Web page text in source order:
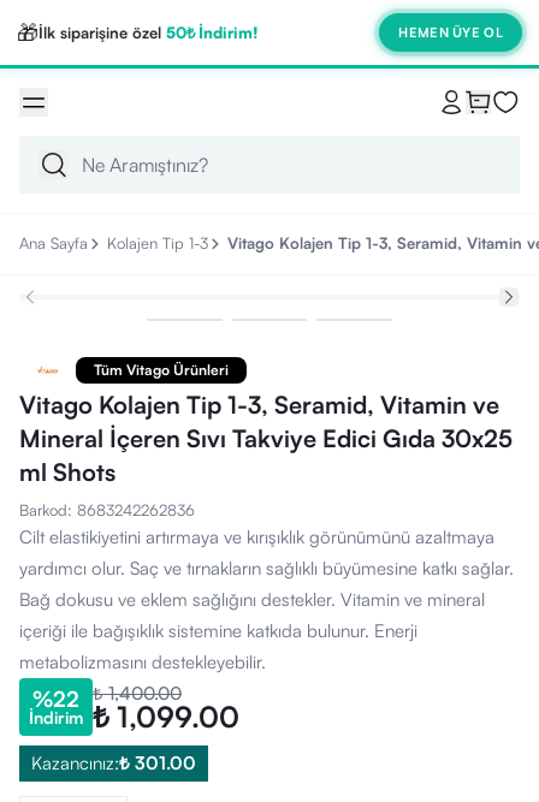
🎁İlk siparişine özel 50₺ İndirim! HEMEN ÜYE OL
Ana Sayfa Kolajen Tip 1-3 Vitago Kolajen Tip 1-3, Seramid, Vitamin
Tüm Vitago Ürünleri
Vitago Kolajen Tip 1-3, Seramid, Vitamin ve
Mineral İçeren Sıvı Takviye Edici Gıda 30x25
ml Shots
Barkod: 8683242262836
Cilt elastikiyetini artırmaya ve kırışıklık görünümünü azaltmaya
yardımcı olur. Saç ve tırnakların sağlıklı büyümesine katkı sağlar.
Bağ dokusu ve eklem sağlığını destekler. Vitamin ve mineral
içeriği ile bağışıklık sistemine katkıda bulunur. Enerji
metabolizmasını destekleyebilir.
%22
İndirim
₺ 1,400.00
₺ 1,099.00
Kazancınız:₺ 301.00